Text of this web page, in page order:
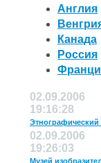
Англия
Канада
Россия
02.09.2006
19:16:28
Этнографический
02.09.2006
19:26:03
Музей